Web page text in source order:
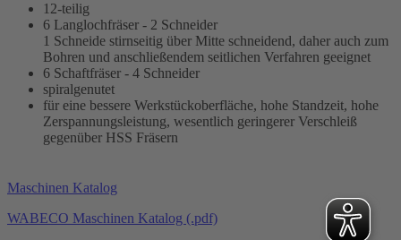
12-teilig
6 Langlochfräser - 2 Schneider
1 Schneide stirnseitig über Mitte schneidend, daher auch zum
Bohren und anschließendem seitlichen Verfahren geeignet
6 Schaftfräser - 4 Schneider
spiralgenutet
für eine bessere Werkstückoberfläche, hohe Standzeit, hohe
Zerspannungsleistung, wesentlich geringerer Verschleiß
gegenüber HSS Fräsern
Maschinen Katalog
WABECO Maschinen Katalog (.pdf)